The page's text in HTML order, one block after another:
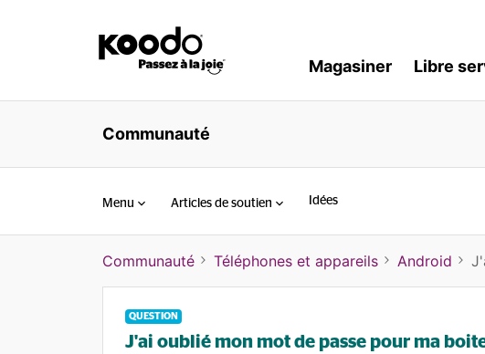
Magasiner Libre
Communauté
Menu Articles de soutien Idées
Communauté Téléphones et appareils Android
QUESTION
J'ai oublié mon mot de passe pour ma